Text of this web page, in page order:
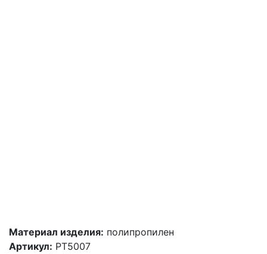
Материал изделия: полипропилен
Артикул: PT5007